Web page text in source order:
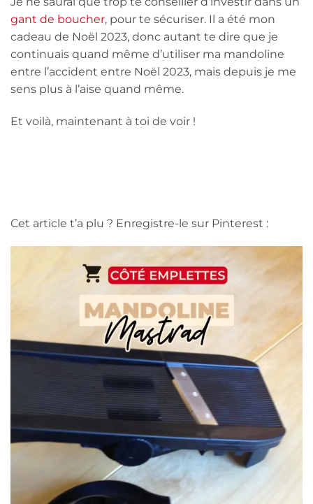
gant de boucher, pour te sécuriser. Il a été mon
cadeau de Noël 2023, donc autant te dire que je
continuais quand même d’utiliser ma mandoline
entre l’accident entre Noël 2023, mais depuis je me
sens plus à l’aise quand même.
Et voilà, maintenant à toi de voir !
Cet article t’a plu ? Enregistre-le sur Pinterest :